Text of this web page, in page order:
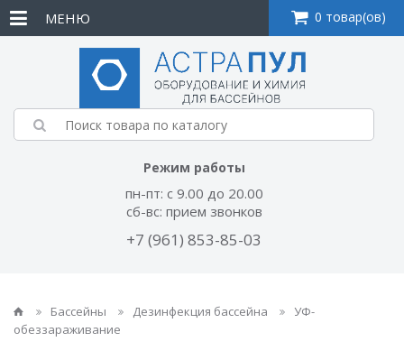
Режим работы
пн-пт: с 9.00 до 20.00
сб-вс: прием звонков
+7 (961) 853-85-03
МЕНЮ 0 товар(ов)
Бассейны Дезинфекция бассейна
УФ-
обеззараживание